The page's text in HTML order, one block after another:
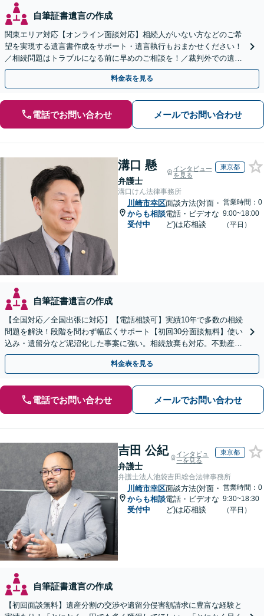
自筆証書遺言の作成
関東エリア対応【オンライン面談対応】相続人がいない方などのご希
望を実現する遺言書作成をサポート・遺言執行もおまかせください！
／相続問題はトラブルになる前に早めのご相談を！／裁判外での遺産
分割協議の経験多数【完全個室】
料金表を見る
電話でお問い合わせ メールでお問い合わせ
溝口 懸
弁護士
インタビュー
を見る
東京都
溝口けん法律事務所
川崎市幸区
からも相談
受付中
面談方法(対面・
電話・ビデオな
ど)は応相談
営業時間：0
9:00~18:00
（平日）
自筆証書遺言の作成
【全国対応／全国出張に対応】【電話相談可】実績10年で多数の相続
問題を解決！段階を問わず幅広くサポート【初回30分面談無料】使い
込み・遺留分など泥沼化した事案に強い。相続放棄も対応。不動産相
続は次世代を見据えたご提案。生前対策もお任せを
料金表を見る
電話でお問い合わせ メールでお問い合わせ
吉田 公紀
弁護士
インタビュ
ーを見る
東京都
弁護士法人池袋吉田総合法律事務所
川崎市幸区
からも相談
受付中
面談方法(対面・
電話・ビデオな
ど)は応相談
営業時間：0
9:30~18:30
（平日）
自筆証書遺言の作成
【初回面談無料】遺産分割の交渉や遺留分侵害額請求に豊富な経験と